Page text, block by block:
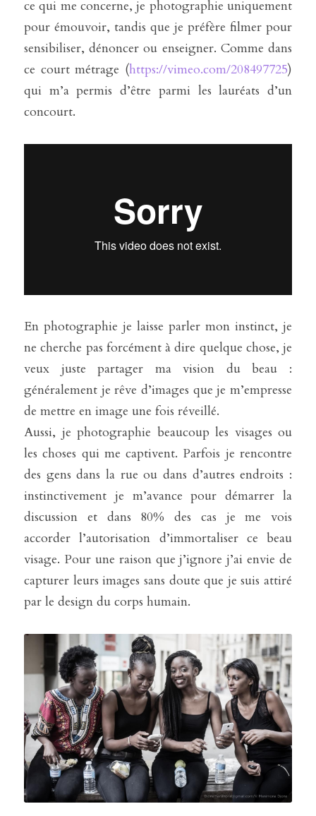
ce qui me concerne, je photographie uniquement
pour émouvoir, tandis que je préfère filmer pour
sensibiliser, dénoncer ou enseigner. Comme dans
ce court métrage (https://vimeo.com/208497725)
qui m’a permis d’être parmi les lauréats d’un
concourt.
En photographie je laisse parler mon instinct, je
ne cherche pas forcément à dire quelque chose, je
veux juste partager ma vision du beau :
généralement je rêve d’images que je m’empresse
de mettre en image une fois réveillé.
Aussi, je photographie beaucoup les visages ou
les choses qui me captivent. Parfois je rencontre
des gens dans la rue ou dans d’autres endroits :
instinctivement je m’avance pour démarrer la
discussion et dans 80% des cas je me vois
accorder l’autorisation d’immortaliser ce beau
visage. Pour une raison que j’ignore j’ai envie de
capturer leurs images sans doute que je suis attiré
par le design du corps humain.